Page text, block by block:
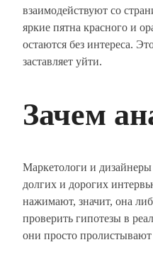
взаимодействуют со
яркие пятна красного и
остаются без интереса.
заставляет уйти.
Зачем
Маркетологи и
долгих и дорогих
нажимают, значит, она
проверить гипотезы в
они просто пролистывают